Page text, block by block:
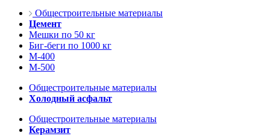
Общестроительные материалы
Цемент
Мешки по 50 кг
Биг-беги по 1000 кг
М-400
М-500
Общестроительные материалы
Холодный асфальт
Общестроительные материалы
Керамзит